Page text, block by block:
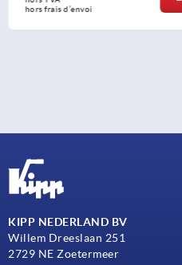
hors frais d’envoi
KIPP NEDERLAND BV
Willem Dreeslaan 251
2729 NE Zoetermeer